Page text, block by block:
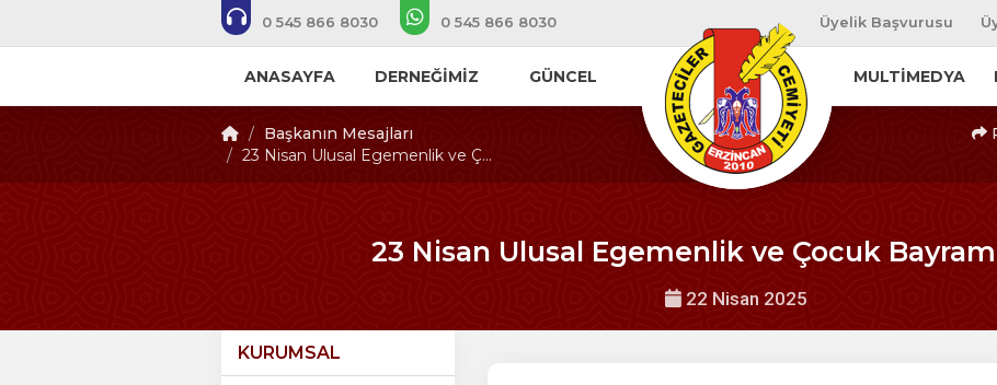
0 545 866 8030 0 545 866 8030 Üyelik Başvurusu
ANASAYFA DERNEĞİMİZ GÜNCEL MULTİMEDYA
Başkanın Mesajları
23 Nisan Ulusal Egemenlik ve Ç...
23 Nisan Ulusal Egemenlik ve Çocuk
22 Nisan 2025
KURUMSAL